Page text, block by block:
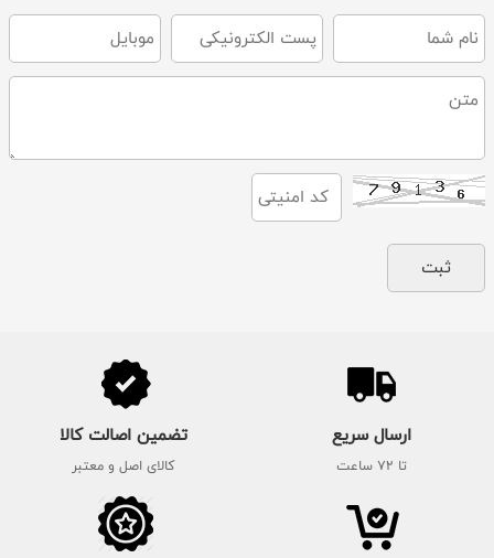
ارسال سریع
تا 72 ساعت
تضمین اصالت کالا
کالای اصل و معتبر